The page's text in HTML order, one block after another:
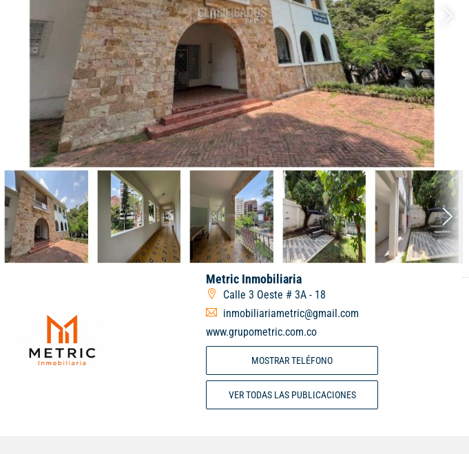
Metric Inmobiliaria
Calle 3 Oeste # 3A - 18
inmobiliariametric@gmail.com
www.grupometric.com.co
MOSTRAR TELÉFONO
VER TODAS LAS PUBLICACIONES